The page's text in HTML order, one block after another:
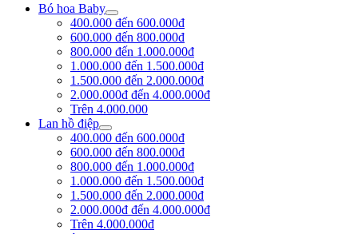
Bó hoa Baby
400.000 đến 600.000đ
600.000 đến 800.000đ
800.000 đến 1.000.000đ
1.000.000 đến 1.500.000đ
1.500.000 đến 2.000.000đ
2.000.000đ đến 4.000.000đ
Trên 4.000.000
Lan hồ điệp
400.000 đến 600.000đ
600.000 đến 800.000đ
800.000 đến 1.000.000đ
1.000.000 đến 1.500.000đ
1.500.000 đến 2.000.000đ
2.000.000đ đến 4.000.000đ
Trên 4.000.000đ